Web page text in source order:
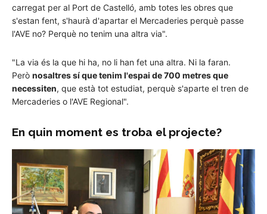
carregat per al Port de Castelló, amb totes les obres que
s'estan fent, s'haurà d'apartar el Mercaderies perquè passe
l'AVE no? Perquè no tenim una altra via".
"La via és la que hi ha, no li han fet una altra. Ni la faran.
Però nosaltres sí que tenim l'espai de 700 metres que
necessiten, que està tot estudiat, perquè s'aparte el tren de
Mercaderies o l'AVE Regional".
En quin moment es troba el projecte?